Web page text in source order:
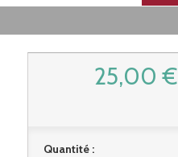
25,00 €
Quantité :